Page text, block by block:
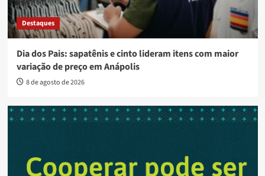
Destaques
Dia dos Pais: sapatênis e cinto lideram itens com maior
variação de preço em Anápolis
8 de agosto de 2026